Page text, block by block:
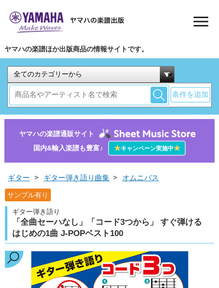
ヤマハの楽譜ほか出版商品の情報サイトです。
条件を追加
ヤマハの楽譜通販サイト
国内&輸入楽譜も豊富♪
★キャンペーン実施中★
ギター > ギター弾き語り曲集 > オムニバス
サンプル有り
ギター弾き語り
「全曲セーハなし」「コード3つから」 すぐ弾ける
はじめの1曲 J-POPベスト100